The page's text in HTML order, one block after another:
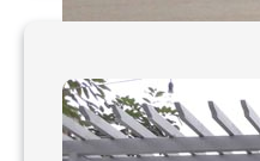
Làm bảng
đáo tại TPHCM